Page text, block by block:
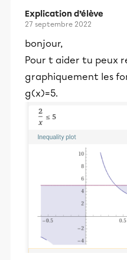
Explication d’élève
27 septembre 2022
bonjour,
Pour t aider tu peux
graphiquement les
g(x)=5.